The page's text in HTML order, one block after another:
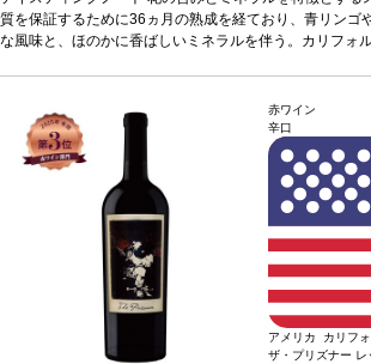
じられる逸品。合う料理エビのセビーチェ、新鮮な牡
も愉しめる葡萄品種シャルドネ 73%、ピノ・ノワール
質を保証するために36ヵ月の熟成を経ており、青リンゴ
な風味と、ほのかに香ばしいミネラルを伴う。カリフォ
シャルドネ 73%、ピノ・ノワール
庫切れの場合、在庫があり価格が同様の場合は自動的に
れます、ご了承ください。
赤ワイン
辛口
アメリカ カリフ
ザ・プリズナー